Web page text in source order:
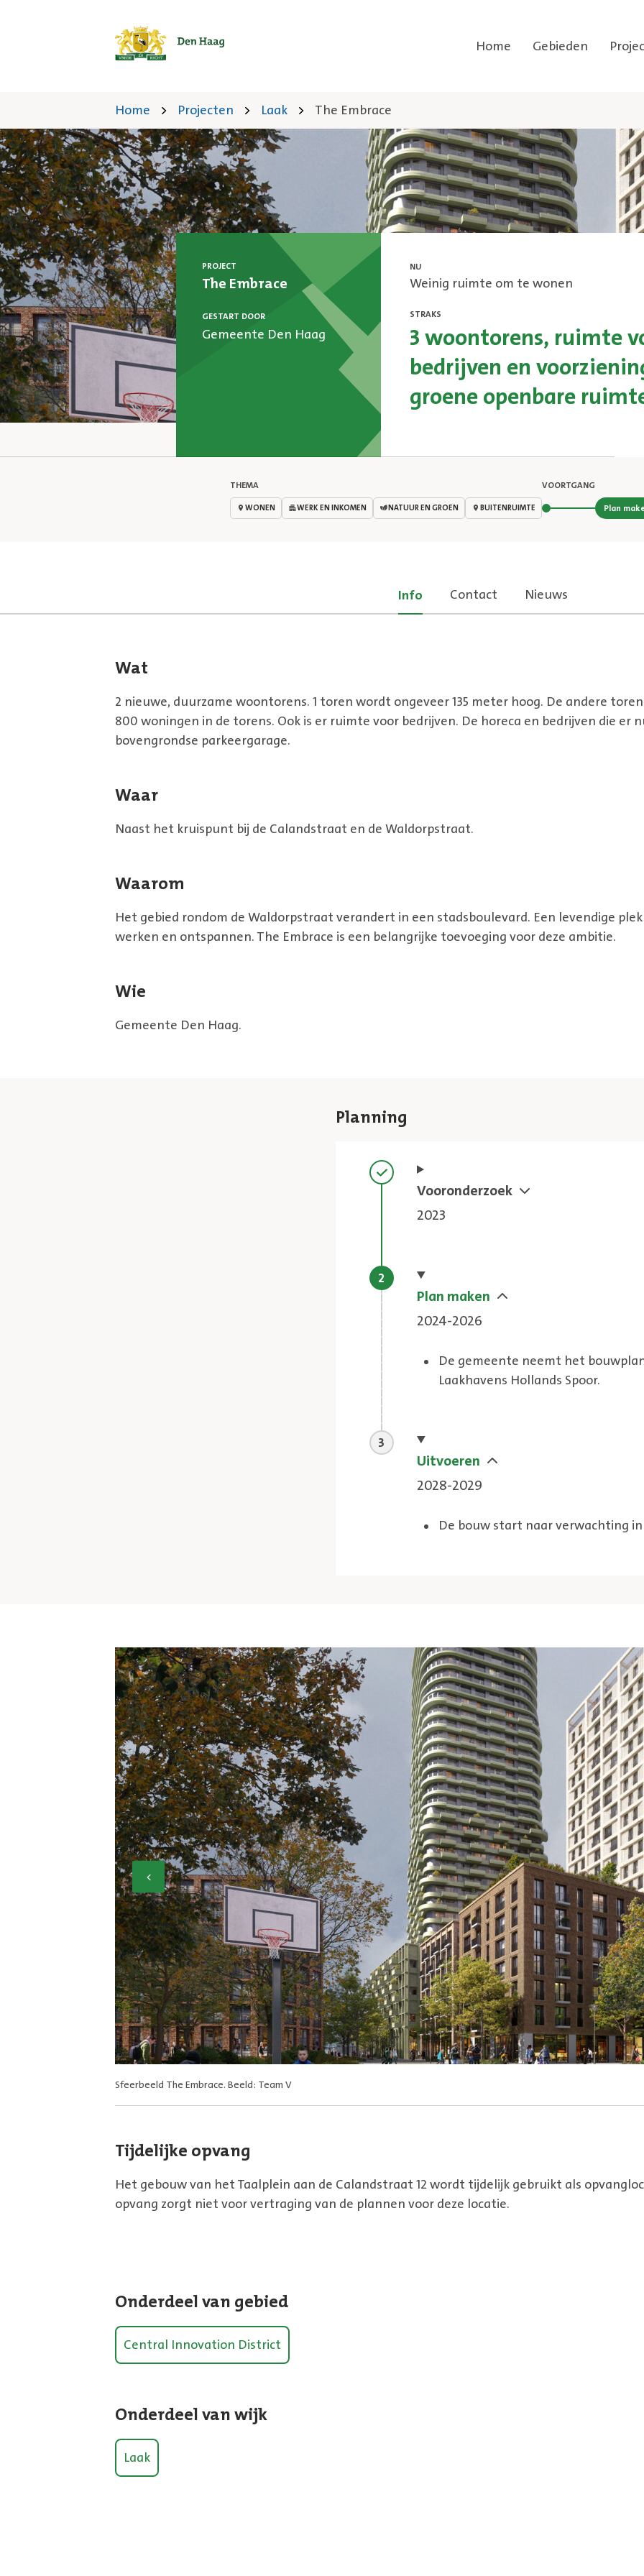
Home Gebieden
Home Projecten Laak The Embrace
PROJECT
The Embrace
GESTART DOOR
Gemeente Den Haag
NU
Weinig ruimte om te wonen
STRAKS
3 woontorens, ruimte
bedrijven en
groene openbare
THEMA
WONEN WERK EN INKOMEN NATUUR EN GROEN BUITENRUIMTE
VOORTGANG
Stap 2
Plan
Info Contact Nieuws
Wat
2 nieuwe, duurzame woontorens. 1 toren wordt ongeveer 135 meter hoog. De andere
800 woningen in de torens. Ook is er ruimte voor bedrijven. De horeca en bedrijven die er
bovengrondse parkeergarage.
Waar
Naast het kruispunt bij de Calandstraat en de Waldorpstraat.
Waarom
Het gebied rondom de Waldorpstraat verandert in een stadsboulevard. Een levendige
werken en ontspannen. The Embrace is een belangrijke toevoeging voor deze ambitie.
Wie
Gemeente Den Haag.
Planning
Stap voltooid
Vooronderzoek
2023
Huidige stap
Plan maken
2024-2026
De gemeente neemt het
Laakhavens Hollands Spoor.
Huidige stap
Uitvoeren
2028-2029
De bouw start naar verwachting in
Previous
Sfeerbeeld The Embrace. Beeld: Team V
Tijdelijke opvang
Het gebouw van het Taalplein aan de Calandstraat 12 wordt tijdelijk gebruikt als
opvang zorgt niet voor vertraging van de plannen voor deze locatie.
Onderdeel van gebied
Central Innovation District
Onderdeel van wijk
Laak